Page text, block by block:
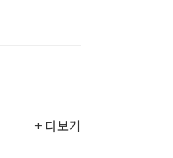
+ 더보기